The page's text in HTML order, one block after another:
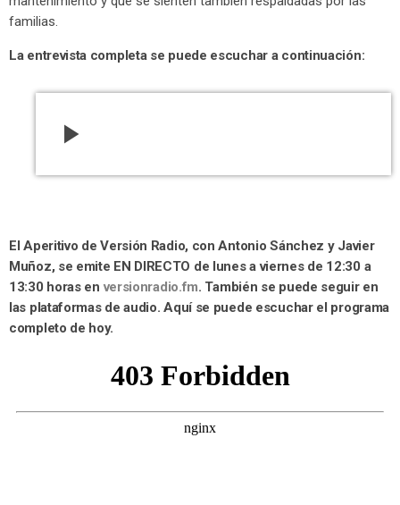
familias.
La entrevista completa se puede escuchar a continuación:
play_arrow
El Aperitivo de Versión Radio, con Antonio Sánchez y Javier
Muñoz, se emite EN DIRECTO de lunes a viernes de 12:30 a
13:30 horas en versionradio.fm. También se puede seguir en
las plataformas de audio. Aquí se puede escuchar el programa
completo de hoy.